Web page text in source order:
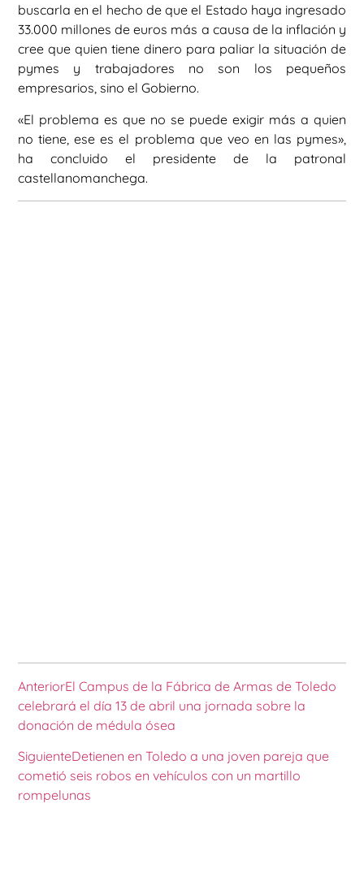
buscarla en el hecho de que el Estado haya ingresado
33.000 millones de euros más a causa de la inflación y
cree que quien tiene dinero para paliar la situación de
pymes y trabajadores no son los pequeños
empresarios, sino el Gobierno.
«El problema es que no se puede exigir más a quien
no tiene, ese es el problema que veo en las pymes»,
ha concluido el presidente de la patronal
castellanomanchega.
AnteriorEl Campus de la Fábrica de Armas de Toledo
celebrará el día 13 de abril una jornada sobre la
donación de médula ósea
SiguienteDetienen en Toledo a una joven pareja que
cometió seis robos en vehículos con un martillo
rompelunas